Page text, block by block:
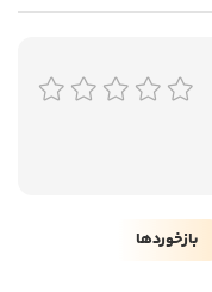
بازخوردها